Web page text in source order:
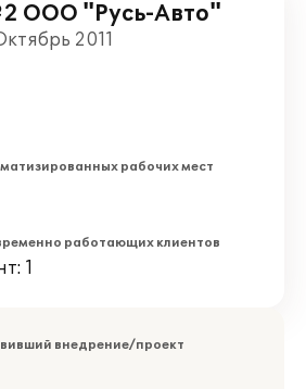
ООО "Русь-Авто"
2011
рабочих мест
работающих клиентов
1
внедрение/проект